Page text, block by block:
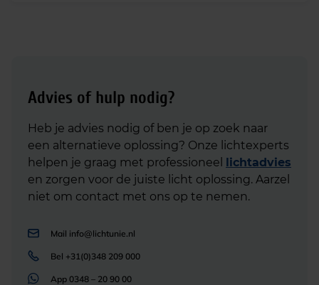
Advies of hulp nodig?
Heb je advies nodig of ben je op zoek naar
een alternatieve oplossing? Onze lichtexperts
helpen je graag met professioneel lichtadvies
en zorgen voor de juiste licht oplossing. Aarzel
niet om contact met ons op te nemen.
Mail info@lichtunie.nl
Bel +31(0)348 209 000
App 0348 – 20 90 00